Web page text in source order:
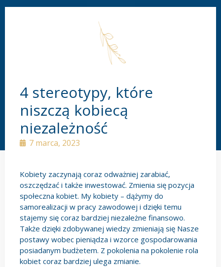
4 stereotypy, które
niszczą kobiecą
niezależność
7 marca, 2023
Kobiety zaczynają coraz odważniej zarabiać,
oszczędzać i także inwestować. Zmienia się pozycja
społeczna kobiet. My kobiety – dążymy do
samorealizacji w pracy zawodowej i dzięki temu
stajemy się coraz bardziej niezależne finansowo.
Także dzięki zdobywanej wiedzy zmieniają się Nasze
postawy wobec pieniądza i wzorce gospodarowania
posiadanym budżetem. Z pokolenia na pokolenie rola
kobiet coraz bardziej ulega zmianie.